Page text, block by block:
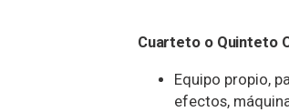
Cuarteto o Quinteto
Equipo propio,
efectos,